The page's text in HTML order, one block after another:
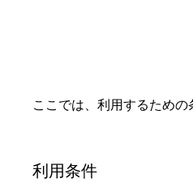
ここでは、利用するための
利用条件